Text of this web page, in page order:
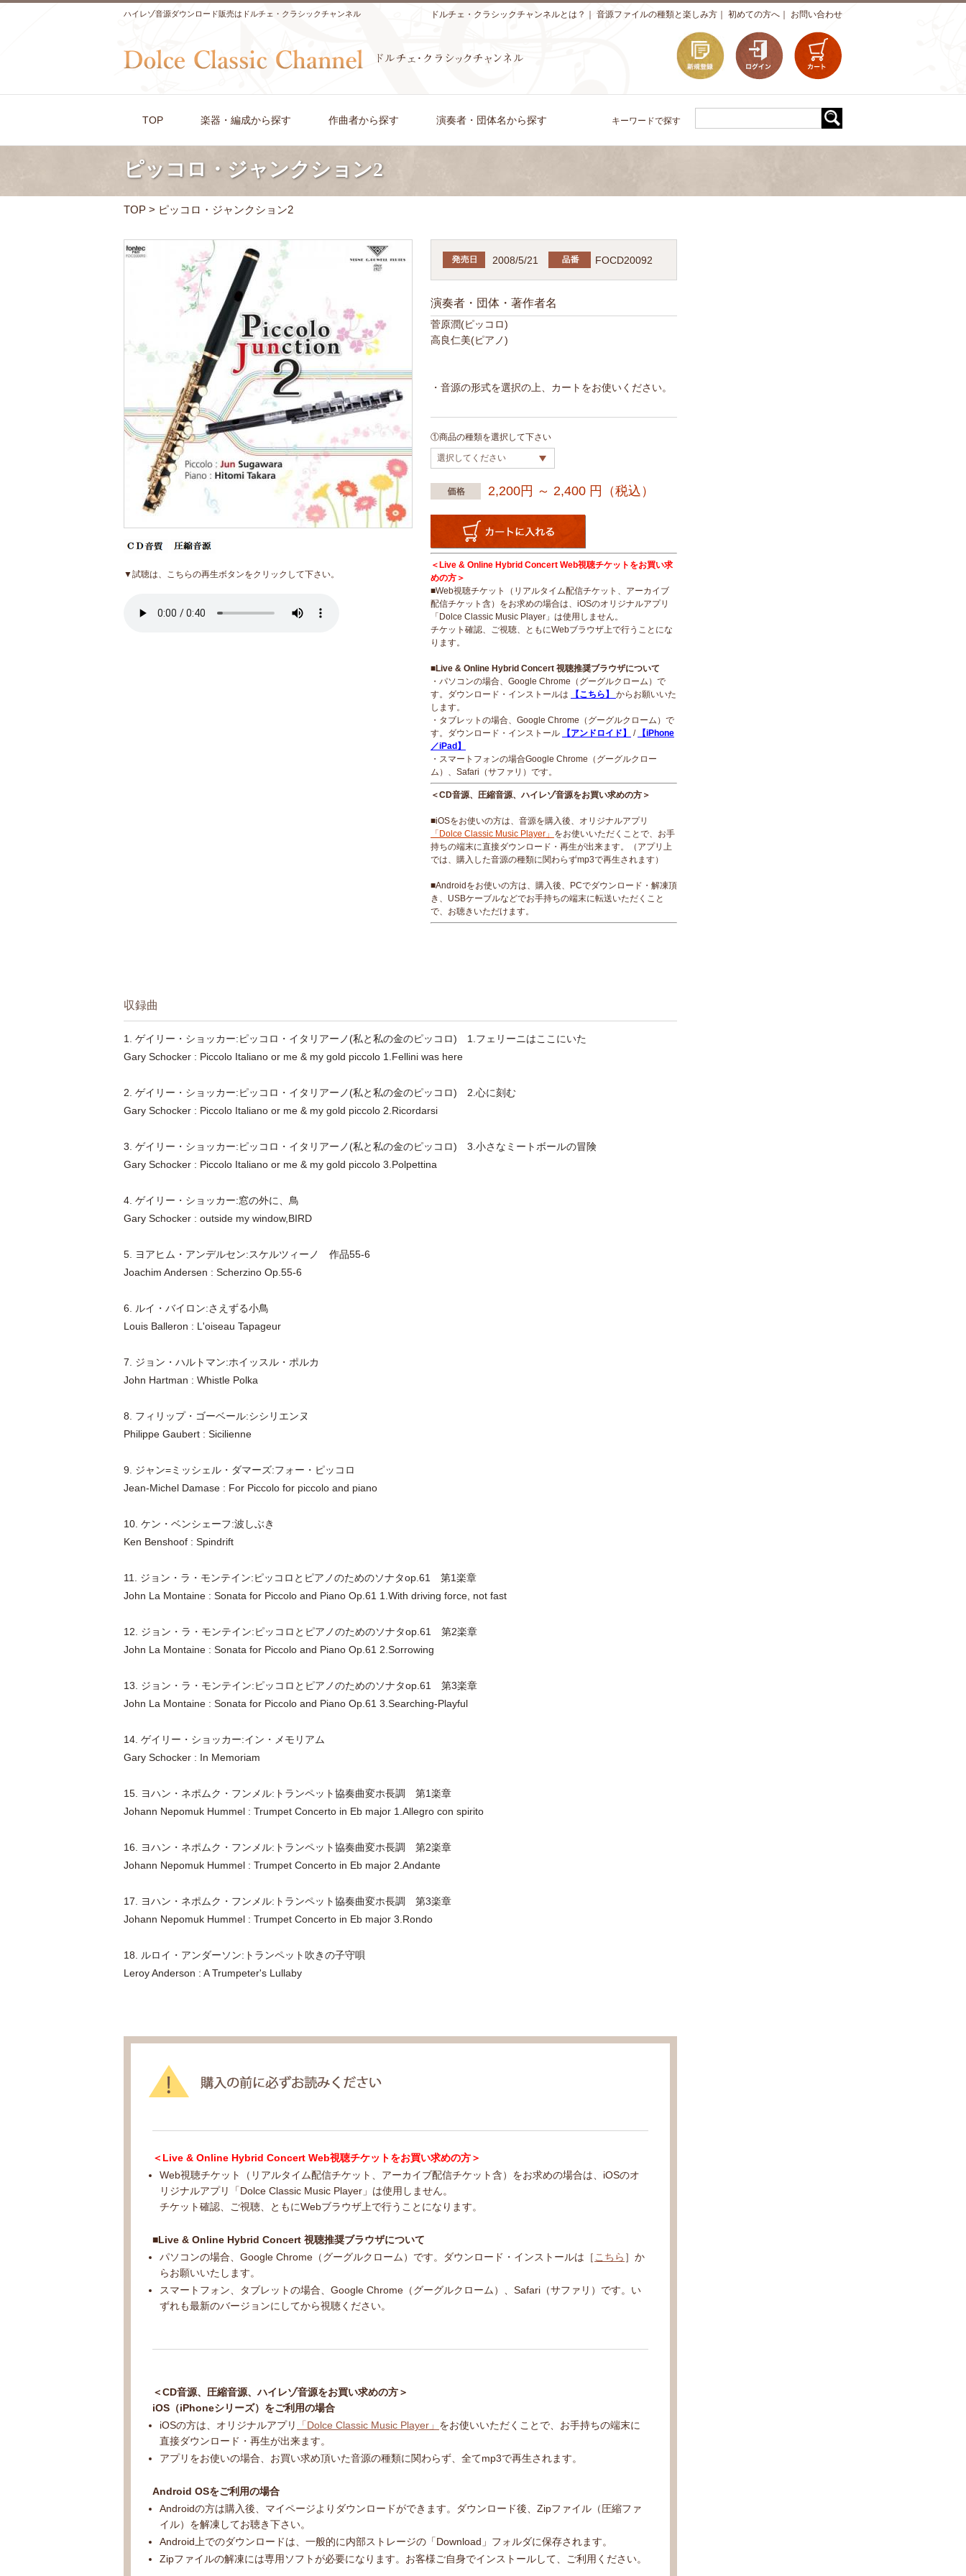
ハイレゾ音源ダウンロード販売はドルチェ・クラシックチャンネル お問い合わせ
初めての方へ
音源ファイルの種類と楽しみ方
ドルチェ・クラシックチャンネルとは？
TOP 楽器・編成から探す 作曲者から探す 演奏者・団体名から探す キーワードで探す
ピッコロ・ジャンクション2
TOP > ピッコロ・ジャンクション2
▼試聴は、こちらの再生ボタンをクリックして下さい。
2008/5/21 FOCD20092
演奏者・団体・著作者名
菅原潤(ピッコロ)
高良仁美(ピアノ)
・音源の形式を選択の上、カートをお使いください。
①商品の種類を選択して下さい
2,200円 ～ 2,400 円（税込）
＜Live & Online Hybrid Concert Web視聴チケットをお買い求
めの方＞
■Web視聴チケット（リアルタイム配信チケット、アーカイブ
配信チケット含）をお求めの場合は、iOSのオリジナルアプリ
「Dolce Classic Music Player」は使用しません。
チケット確認、ご視聴、ともにWebブラウザ上で行うことにな
ります。
■Live & Online Hybrid Concert 視聴推奨ブラウザについて
・パソコンの場合、Google Chrome（グーグルクローム）で
す。ダウンロード・インストールは
【こちら】
からお願いいた
します。
・タブレットの場合、Google Chrome（グーグルクローム）で
す。ダウンロード・インストール
【アンドロイド】 /
【iPhone
／iPad】
・スマートフォンの場合Google Chrome（グーグルクロー
ム）、Safari（サファリ）です。
＜CD音源、圧縮音源、ハイレゾ音源をお買い求めの方＞
■iOSをお使いの方は、音源を購入後、オリジナルアプリ
「Dolce Classic Music Player」 をお使いいただくことで、お手
持ちの端末に直接ダウンロード・再生が出来ます。（アプリ上
では、購入した音源の種類に関わらずmp3で再生されます）
■Androidをお使いの方は、購入後、PCでダウンロード・解凍頂
き、USBケーブルなどでお手持ちの端末に転送いただくこと
で、お聴きいただけます。
収録曲
1. ゲイリー・ショッカー:ピッコロ・イタリアーノ(私と私の金のピッコロ) 1.フェリーニはここにいた
Gary Schocker : Piccolo Italiano or me & my gold piccolo 1.Fellini was here
2. ゲイリー・ショッカー:ピッコロ・イタリアーノ(私と私の金のピッコロ) 2.心に刻む
Gary Schocker : Piccolo Italiano or me & my gold piccolo 2.Ricordarsi
3. ゲイリー・ショッカー:ピッコロ・イタリアーノ(私と私の金のピッコロ) 3.小さなミートボールの冒険
Gary Schocker : Piccolo Italiano or me & my gold piccolo 3.Polpettina
4. ゲイリー・ショッカー:窓の外に、鳥
Gary Schocker : outside my window,BIRD
5. ヨアヒム・アンデルセン:スケルツィーノ 作品55-6
Joachim Andersen : Scherzino Op.55-6
6. ルイ・バイロン:さえずる小鳥
Louis Balleron : L'oiseau Tapageur
7. ジョン・ハルトマン:ホイッスル・ポルカ
John Hartman : Whistle Polka
8. フィリップ・ゴーベール:シシリエンヌ
Philippe Gaubert : Sicilienne
9. ジャン=ミッシェル・ダマーズ:フォー・ピッコロ
Jean-Michel Damase : For Piccolo for piccolo and piano
10. ケン・ベンシェーフ:波しぶき
Ken Benshoof : Spindrift
11. ジョン・ラ・モンテイン:ピッコロとピアノのためのソナタop.61 第1楽章
John La Montaine : Sonata for Piccolo and Piano Op.61 1.With driving force, not fast
12. ジョン・ラ・モンテイン:ピッコロとピアノのためのソナタop.61 第2楽章
John La Montaine : Sonata for Piccolo and Piano Op.61 2.Sorrowing
13. ジョン・ラ・モンテイン:ピッコロとピアノのためのソナタop.61 第3楽章
John La Montaine : Sonata for Piccolo and Piano Op.61 3.Searching-Playful
14. ゲイリー・ショッカー:イン・メモリアム
Gary Schocker : In Memoriam
15. ヨハン・ネポムク・フンメル:トランペット協奏曲変ホ長調 第1楽章
Johann Nepomuk Hummel : Trumpet Concerto in Eb major 1.Allegro con spirito
16. ヨハン・ネポムク・フンメル:トランペット協奏曲変ホ長調 第2楽章
Johann Nepomuk Hummel : Trumpet Concerto in Eb major 2.Andante
17. ヨハン・ネポムク・フンメル:トランペット協奏曲変ホ長調 第3楽章
Johann Nepomuk Hummel : Trumpet Concerto in Eb major 3.Rondo
18. ルロイ・アンダーソン:トランペット吹きの子守唄
Leroy Anderson : A Trumpeter's Lullaby
＜Live & Online Hybrid Concert Web視聴チケットをお買い求めの方＞
Web視聴チケット（リアルタイム配信チケット、アーカイブ配信チケット含）をお求めの場合は、iOSのオ
リジナルアプリ「Dolce Classic Music Player」は使用しません。
チケット確認、ご視聴、ともにWebブラウザ上で行うことになります。
■Live & Online Hybrid Concert 視聴推奨ブラウザについて
パソコンの場合、Google Chrome（グーグルクローム）です。ダウンロード・インストールは［ こちら ］か
らお願いいたします。
スマートフォン、タブレットの場合、Google Chrome（グーグルクローム）、Safari（サファリ）です。い
ずれも最新のバージョンにしてから視聴ください。
＜CD音源、圧縮音源、ハイレゾ音源をお買い求めの方＞
iOS（iPhoneシリーズ）をご利用の場合
iOSの方は、オリジナルアプリ
「Dolce Classic Music Player」 をお使いいただくことで、お手持ちの端末に
直接ダウンロード・再生が出来ます。
アプリをお使いの場合、お買い求め頂いた音源の種類に関わらず、全てmp3で再生されます。
Android OSをご利用の場合
Androidの方は購入後、マイページよりダウンロードができます。ダウンロード後、Zipファイル（圧縮ファ
イル）を解凍してお聴き下さい。
Android上でのダウンロードは、一般的に内部ストレージの「Download」フォルダに保存されます。
Zipファイルの解凍には専用ソフトが必要になります。お客様ご自身でインストールして、ご利用ください。